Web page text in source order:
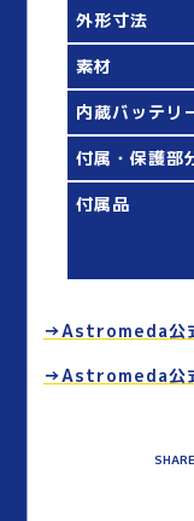
外形寸法
素材
内蔵バッテリ
付属・保護部
付属品
→Astromeda公
→Astromeda公